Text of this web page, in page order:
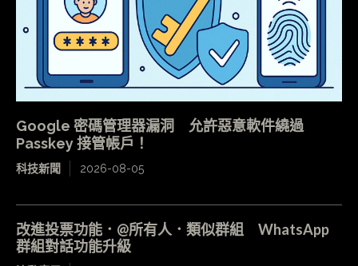
Google 密碼管理器漏洞 允許惡意軟件繞過
Passkey 接管帳戶！
科技新聞 2026-08-05
改進投票功能．@所有人．類似群組 WhatsApp
群組對話功能升級